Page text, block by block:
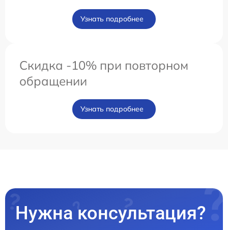
Узнать подробнее
Скидка -10% при повторном
обращении
Узнать подробнее
Нужна консультация?